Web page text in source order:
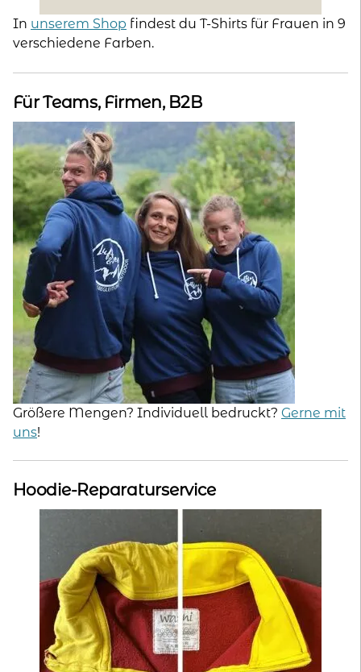
In unserem Shop findest du T-Shirts für Frauen in 9
verschiedene Farben.
Für Teams, Firmen, B2B
Größere Mengen? Individuell bedruckt? Gerne mit
uns!
Hoodie-Reparaturservice